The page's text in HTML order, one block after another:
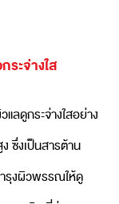
ะจ่างใส
ลดูกระจ่างใสอย่าง
ซึ่งเป็นสารต้าน
รุงผิวพรรณให้ดู